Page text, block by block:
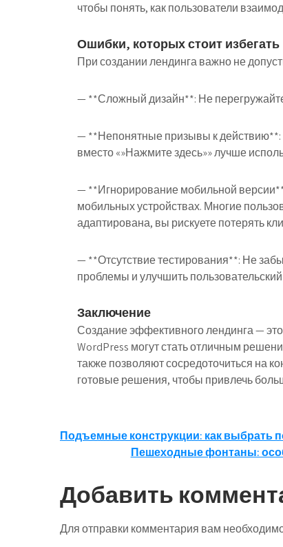
чтобы понять, как пользователи
Ошибки, которых стоит избегать
При создании лендинга важно не
— **Сложный дизайн**: Не
— **Непонятные призывы к
вместо «»Нажмите здесь»» лучше
— **Игнорирование мобильной
мобильных устройствах. Многие
адаптирована, вы рискуете потерять
— **Отсутствие тестирования**: Не
проблемы и улучшить
Заключение
Создание эффективного лендинга —
WordPress могут стать отличным
также позволяют сосредоточиться на
готовые решения, чтобы привлечь
Навигация
записям
Подъемные конструкции: как выбрать
Пешеходные фонтаны:
Добавить
Для отправки комментария вам